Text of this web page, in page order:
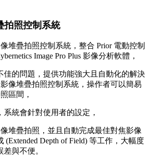
拍照控制系統
堆疊拍照控制系統，整合 Prior 電動控制
Image Pro Plus 影像分析軟體，
佳的問題，提供功能強大且自動化的解決
像堆疊拍照控制系統，操作者可以簡易
區間，
統會針對使用者的設定，
像堆疊拍照，並且自動完成最佳對焦影像
(Extended Depth of Field) 等工作，大幅度
與不便。